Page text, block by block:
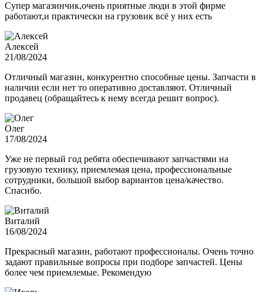
Супер магазинчик,очень приятные люди в этой фирме
работают,и практически на грузовик всё у них есть
Алексей
21/08/2024
Отличный магазин, конкурентно способные цены. Запчасти в
наличии если нет то оперативно доставляют. Отличный
продавец (обращайтесь к нему всегда решит вопрос).
Олег
17/08/2024
Уже не первый год ребята обеспечивают запчастями на
грузовую технику, приемлемая цена, профессиональные
сотрудники, большой выбор вариантов цена/качество.
Спасибо.
Виталий
16/08/2024
Прекрасный магазин, работают профессионалы. Очень точно
задают правильные вопросы при подборе запчастей. Цены
более чем приемлемые. Рекомендую